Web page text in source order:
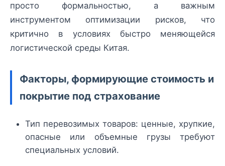
просто формальностью, а важным
инструментом оптимизации рисков, что
критично в условиях быстро меняющейся
логистической среды Китая.
Факторы, формирующие стоимость и
покрытие под страхование
Тип перевозимых товаров: ценные, хрупкие,
опасные или объемные грузы требуют
специальных условий.